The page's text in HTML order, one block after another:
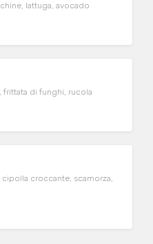
lattuga, avocado
di funghi, rucola
croccante, scamorza,